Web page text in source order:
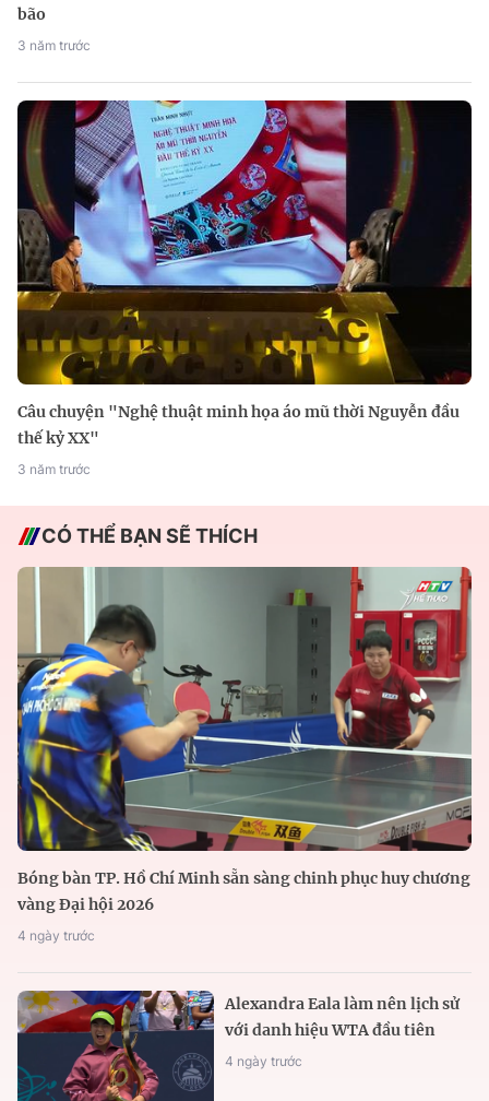
bão
3 năm trước
Câu chuyện "Nghệ thuật minh họa áo mũ thời Nguyễn đầu
thế kỷ XX"
3 năm trước
CÓ THỂ BẠN SẼ THÍCH
Bóng bàn TP. Hồ Chí Minh sẵn sàng chinh phục huy chương
vàng Đại hội 2026
4 ngày trước
Alexandra Eala làm nên lịch sử
với danh hiệu WTA đầu tiên
4 ngày trước